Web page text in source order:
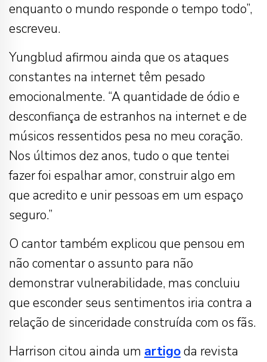
enquanto o mundo responde o tempo todo”,
escreveu.
Yungblud afirmou ainda que os ataques
constantes na internet têm pesado
emocionalmente. “A quantidade de ódio e
desconfiança de estranhos na internet e de
músicos ressentidos pesa no meu coração.
Nos últimos dez anos, tudo o que tentei
fazer foi espalhar amor, construir algo em
que acredito e unir pessoas em um espaço
seguro.”
O cantor também explicou que pensou em
não comentar o assunto para não
demonstrar vulnerabilidade, mas concluiu
que esconder seus sentimentos iria contra a
relação de sinceridade construída com os fãs.
Harrison citou ainda um artigoda revista